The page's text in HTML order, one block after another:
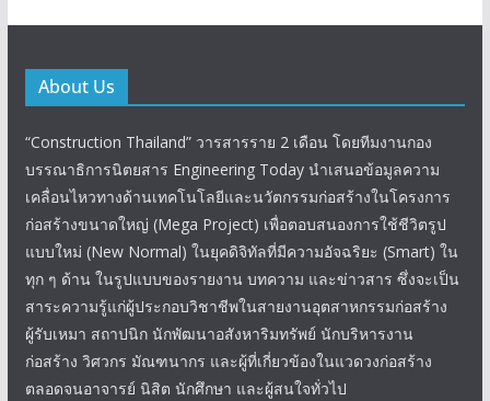
About Us
“Construction Thailand” วารสารราย 2 เดือน โดยทีมงานกอง
บรรณาธิการนิตยสาร Engineering Today นำเสนอข้อมูลความ
เคลื่อนไหวทางด้านเทคโนโลยีและนวัตกรรมก่อสร้างในโครงการ
ก่อสร้างขนาดใหญ่ (Mega Project) เพื่อตอบสนองการใช้ชีวิตรูป
แบบใหม่ (New Normal) ในยุคดิจิทัลที่มีความอัจฉริยะ (Smart) ใน
ทุก ๆ ด้าน ในรูปแบบของรายงาน บทความ และข่าวสาร ซึ่งจะเป็น
สาระความรู้แก่ผู้ประกอบวิชาชีพในสายงานอุตสาหกรรมก่อสร้าง
ผู้รับเหมา สถาปนิก นักพัฒนาอสังหาริมทรัพย์ นักบริหารงาน
ก่อสร้าง วิศวกร มัณฑนากร และผู้ที่เกี่ยวข้องในแวดวงก่อสร้าง
ตลอดจนอาจารย์ นิสิต นักศึกษา และผู้สนใจทั่วไป